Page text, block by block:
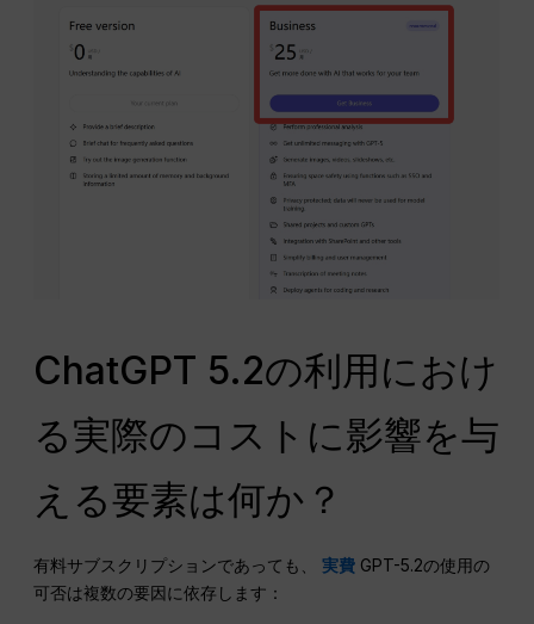
ChatGPT 5.2の利用におけ
る実際のコストに影響を与
える要素は何か？
有料サブスクリプションであっても、実費 GPT-5.2の使用の
可否は複数の要因に依存します：